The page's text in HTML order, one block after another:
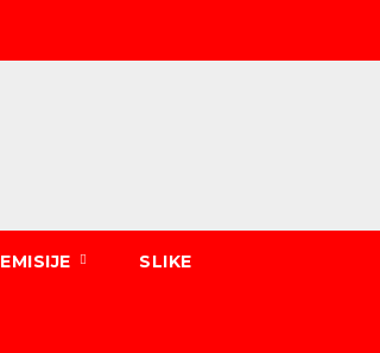
EMISIJE SLIKE